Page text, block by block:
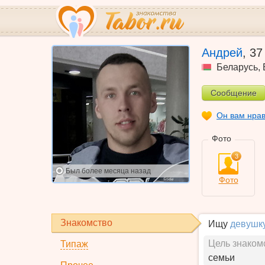
Былболее месяца назад
Андрей, 37
Беларусь,
Сообщение
Он вам
Фото
3
Фото
Знакомство
Типаж
Ищу
Цель
семьи